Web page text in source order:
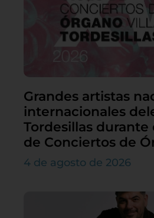
Grandes artistas
internacionales
Tordesillas durante
de Conciertos de
4 de agosto de 2026